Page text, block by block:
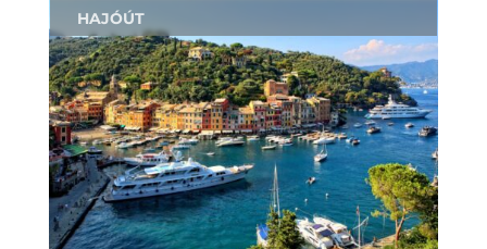
HAJÓÚT